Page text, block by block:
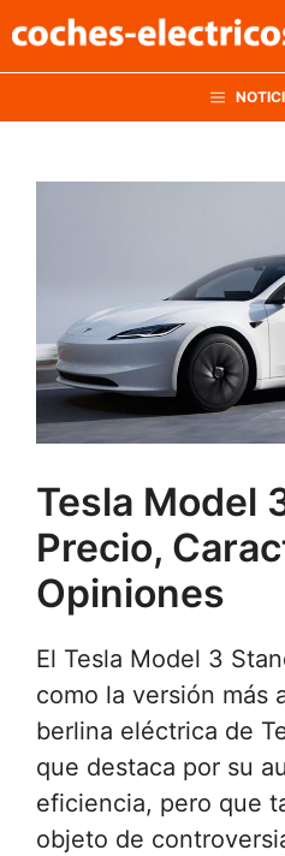
al
Tesla Model
Precio,
Opiniones
El Tesla Model 3
como la versión más
berlina eléctrica de
que destaca por su
eficiencia, pero que
objeto de